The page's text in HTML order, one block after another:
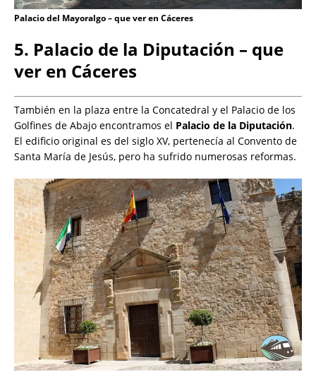
Palacio del Mayoralgo – que ver en Cáceres
5. Palacio de la Diputación – que
ver en Cáceres
También en la plaza entre la Concatedral y el Palacio de los
Golfines de Abajo encontramos el Palacio de la Diputación.
El edificio original es del siglo XV, pertenecía al Convento de
Santa María de Jesús, pero ha sufrido numerosas reformas.